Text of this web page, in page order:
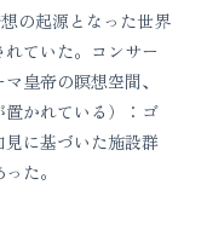
の起源となった世界
ていた。コンサー
皇帝の瞑想空間、
かれている）：ゴ
に基づいた施設群
た。